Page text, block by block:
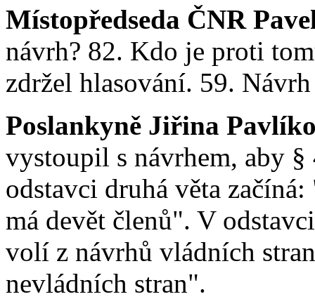
Místopředseda ČNR
návrh? 82. Kdo je proti
zdržel hlasování. 59.
Poslankyně Jiřina
vystoupil s návrhem, aby
odstavci druhá věta
má devět členů". V
volí z návrhů vládních
nevládních stran".